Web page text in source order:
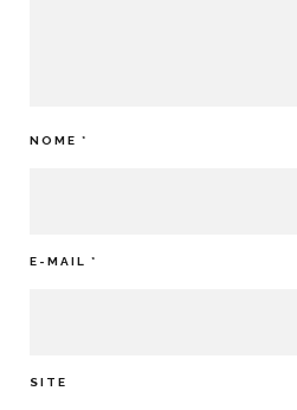
NOME *
E-MAIL *
SITE